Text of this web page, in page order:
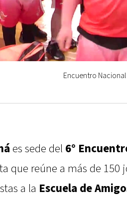
Encuentro
es sede del 6°
que reúne a más de 150
a la Escuela de